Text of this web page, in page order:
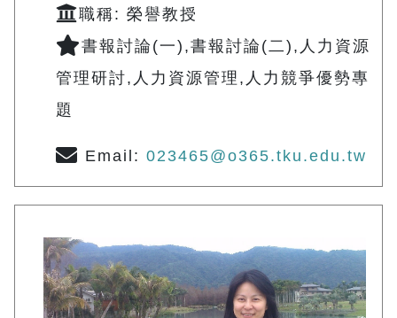
職稱: 榮譽教授
書報討論(一),書報討論(二),人力資源
管理研討,人力資源管理,人力競爭優勢專
題
Email: 023465@o365.tku.edu.tw